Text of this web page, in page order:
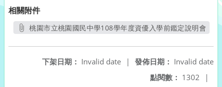
相關附件
桃園市立桃園國民中學108學年度資優入學前鑑定說明會
發佈日期： Invalid date
下架日期： Invalid date
|
點閱數： 1302 |